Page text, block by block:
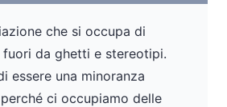
che si occupa di
fuori da ghetti e stereotipi.
essere una minoranza
ci occupiamo delle